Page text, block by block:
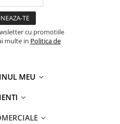
cu promotiile
multe in Politica de
MEU